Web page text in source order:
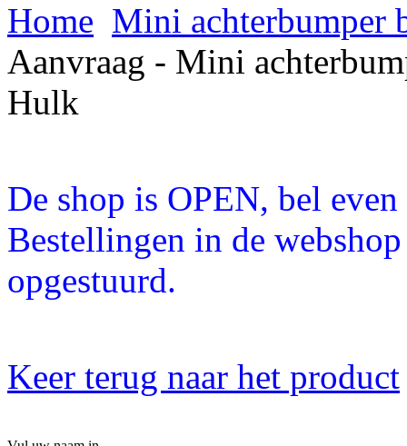
Home Mini achterbumper
Aanvraag - Mini
Hulk
De shop is OPEN, bel
Bestellingen in de
opgestuurd.
Keer terug naar het product